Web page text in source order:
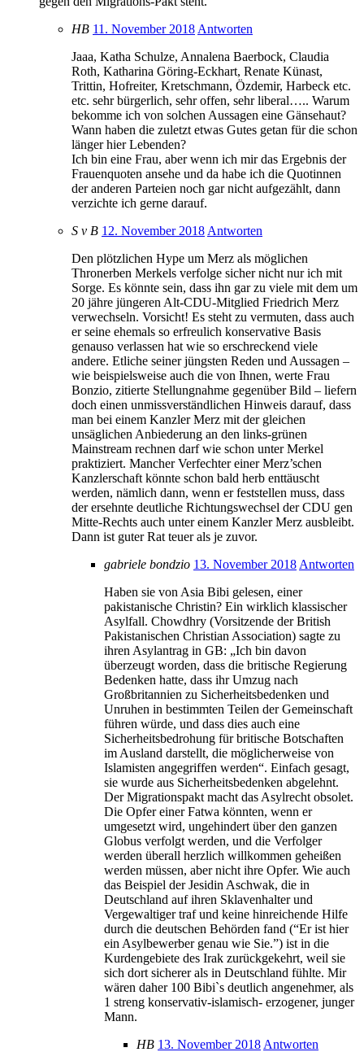
HB 11. November 2018 Antworten
Jaaa, Katha Schulze, Annalena Baerbock, Claudia
Roth, Katharina Göring-Eckhart, Renate Künast,
Trittin, Hofreiter, Kretschmann, Özdemir, Harbeck etc.
etc. sehr bürgerlich, sehr offen, sehr liberal….. Warum
bekomme ich von solchen Aussagen eine Gänsehaut?
Wann haben die zuletzt etwas Gutes getan für die schon
länger hier Lebenden?
Ich bin eine Frau, aber wenn ich mir das Ergebnis der
Frauenquoten ansehe und da habe ich die Quotinnen
der anderen Parteien noch gar nicht aufgezählt, dann
verzichte ich gerne darauf.
S v B 12. November 2018 Antworten
Den plötzlichen Hype um Merz als möglichen
Thronerben Merkels verfolge sicher nicht nur ich mit
Sorge. Es könnte sein, dass ihn gar zu viele mit dem um
20 jähre jüngeren Alt-CDU-Mitglied Friedrich Merz
verwechseln. Vorsicht! Es steht zu vermuten, dass auch
er seine ehemals so erfreulich konservative Basis
genauso verlassen hat wie so erschreckend viele
andere. Etliche seiner jüngsten Reden und Aussagen –
wie beispielsweise auch die von Ihnen, werte Frau
Bonzio, zitierte Stellungnahme gegenüber Bild – liefern
doch einen unmissverständlichen Hinweis darauf, dass
man bei einem Kanzler Merz mit der gleichen
unsäglichen Anbiederung an den links-grünen
Mainstream rechnen darf wie schon unter Merkel
praktiziert. Mancher Verfechter einer Merz’schen
Kanzlerschaft könnte schon bald herb enttäuscht
werden, nämlich dann, wenn er feststellen muss, dass
der ersehnte deutliche Richtungswechsel der CDU gen
Mitte-Rechts auch unter einem Kanzler Merz ausbleibt.
Dann ist guter Rat teuer als je zuvor.
gabriele bondzio 13. November 2018 Antworten
Haben sie von Asia Bibi gelesen, einer
pakistanische Christin? Ein wirklich klassischer
Asylfall. Chowdhry (Vorsitzende der British
Pakistanischen Christian Association) sagte zu
ihren Asylantrag in GB: „Ich bin davon
überzeugt worden, dass die britische Regierung
Bedenken hatte, dass ihr Umzug nach
Großbritannien zu Sicherheitsbedenken und
Unruhen in bestimmten Teilen der Gemeinschaft
führen würde, und dass dies auch eine
Sicherheitsbedrohung für britische Botschaften
im Ausland darstellt, die möglicherweise von
Islamisten angegriffen werden“. Einfach gesagt,
sie wurde aus Sicherheitsbedenken abgelehnt.
Der Migrationspakt macht das Asylrecht obsolet.
Die Opfer einer Fatwa könnten, wenn er
umgesetzt wird, ungehindert über den ganzen
Globus verfolgt werden, und die Verfolger
werden überall herzlich willkommen geheißen
werden müssen, aber nicht ihre Opfer. Wie auch
das Beispiel der Jesidin Aschwak, die in
Deutschland auf ihren Sklavenhalter und
Vergewaltiger traf und keine hinreichende Hilfe
durch die deutschen Behörden fand (“Er ist hier
ein Asylbewerber genau wie Sie.”) ist in die
Kurdengebiete des Irak zurückgekehrt, weil sie
sich dort sicherer als in Deutschland fühlte. Mir
wären daher 100 Bibi`s deutlich angenehmer, als
1 streng konservativ-islamisch- erzogener, junger
Mann.
HB 13. November 2018 Antworten